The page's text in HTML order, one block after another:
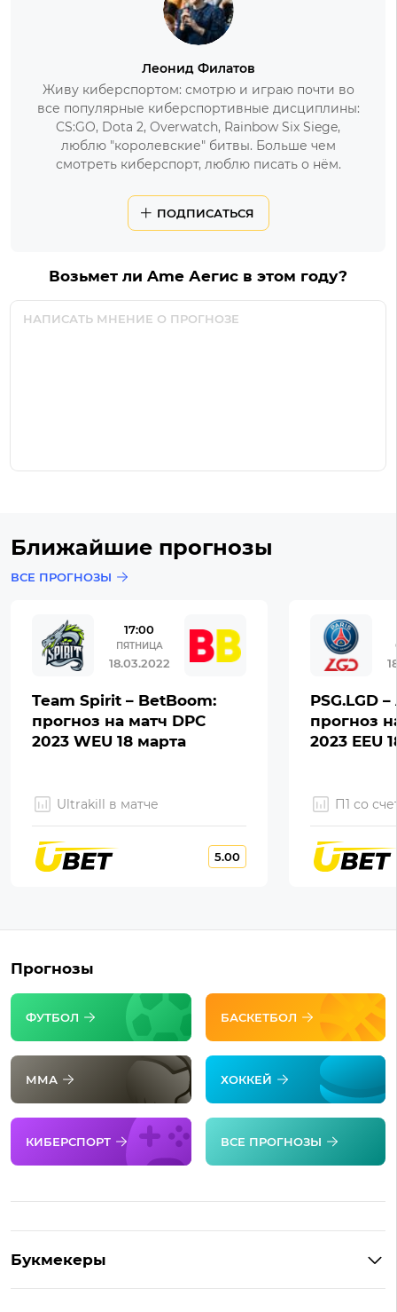
Леонид Филатов
Живу киберспортом: смотрю и играю почти во
все популярные киберспортивные дисциплины:
CS:GO, Dota 2, Overwatch, Rainbow Six Siege,
люблю "королевские" битвы. Больше чем
смотреть киберспорт, люблю писать о нём.
ПОДПИСАТЬСЯ
Возьмет ли Ame Аегис в этом году?
Ближайшие прогнозы
ВСЕ ПРОГНОЗЫ
17:00
ПЯТНИЦА
18.03.2022
Team Spirit – BetBoom:
прогноз на матч DPC
2023 WEU 18 марта
Ultrakill в матче
5.00
PSG.LGD
прогноз
2023 EEU
П1 со
Прогнозы
ФУТБОЛ БАСКЕТБОЛ
ММА ХОККЕЙ
КИБЕРСПОРТ ВСЕ ПРОГНОЗЫ
Букмекеры